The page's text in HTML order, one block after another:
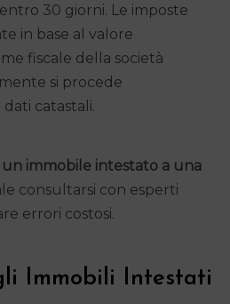
30 giorni. Le imposte
in base al valore
fiscale della società
si procede
catastali.
immobile intestato a una
consultarsi con esperti
errori costosi.
Immobili Intestati